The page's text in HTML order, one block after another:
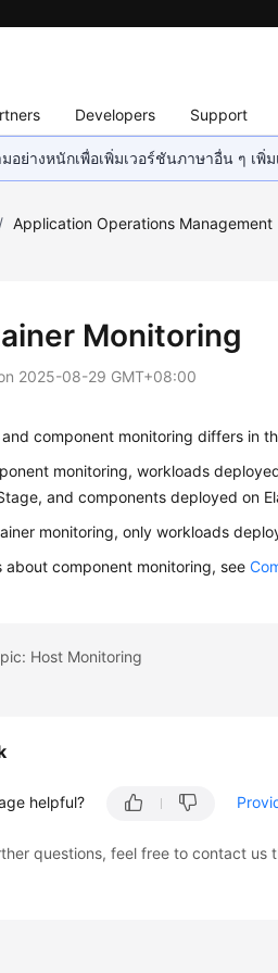
Developers Support
ย่างหนักเพื่อเพิ่มเวอร์ชันภาษาอื่น ๆ เ
/ Application Operations Management
Monitoring
2025-08-29 GMT+08:00
component monitoring differs in
monitoring, workloads
and components deployed on
monitoring, only workloads
about component monitoring, see
Host Monitoring
helpful?
questions, feel free to contact us